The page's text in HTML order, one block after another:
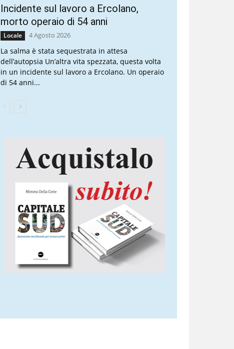
Incidente sul lavoro a Ercolano,
morto operaio di 54 anni
Locale 4 Agosto 2026
La salma è stata sequestrata in attesa
dell’autopsia Un’altra vita spezzata, questa volta
in un incidente sul lavoro a Ercolano. Un operaio
di 54 anni...